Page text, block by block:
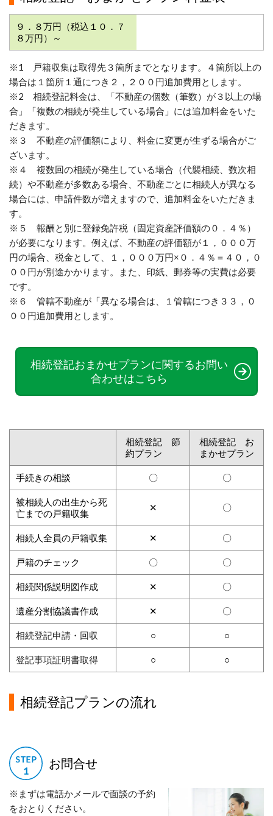
９．８万円 （税込１０．７
８万円）
～
※1 戸籍収集は取得先３箇所までとなります。４箇所以上の
場合は１箇所１通につき２，２００円追加費用とします。
※2 相続登記料金は、「不動産の個数（筆数）が３以上の場
合」「複数の相続が発生している場合」には追加料金をいた
だきます。
※３ 不動産の評価額により、料金に変更が生ずる場合がご
ざいます。
※４ 複数回の相続が発生している場合（代襲相続、数次相
続）や不動産が多数ある場合、不動産ごとに相続人が異なる
場合には、申請件数が増えますので、追加料金をいただきま
す。
※５ 報酬と別に登録免許税（固定資産評価額の０．４％）
が必要になります。例えば、不動産の評価額が１，０００万
円の場合、税金として、１，０００万円×０．４％＝４０，０
００円が別途かかります。また、印紙、郵券等の実費は必要
です。
※６ 管轄不動産が「異なる場合は、１管轄につき３３，０
００円追加費用とします。
相続登記おまかせプランに関するお問い
合わせはこちら
相続登記 節
約プラン
相続登記 お
まかせプラン
手続きの相談 〇 〇
被相続人の出生から死
亡までの戸籍収集
✕ 〇
相続人全員の戸籍収集 ✕ 〇
戸籍のチェック 〇 〇
相続関係説明図作成 ✕ 〇
遺産分割協議書作成 ✕ 〇
相続登記申請・回収 ○ ○
登記事項証明書取得 ○ ○
相続登記プランの流れ
お問合せ
※まずは電話かメールで面談の予約
をおとりください。